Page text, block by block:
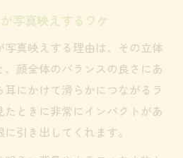
ロカットの華やかさ
フロで耳を長めに残すメリ
華やかさを際立たせる耳の
写真映えするワケ
写真映えする理由は、その立体
顔全体のバランスの良さにあ
にかけて滑らかにつながるラ
ときに非常にインパクトがあ
引き出してくれます。